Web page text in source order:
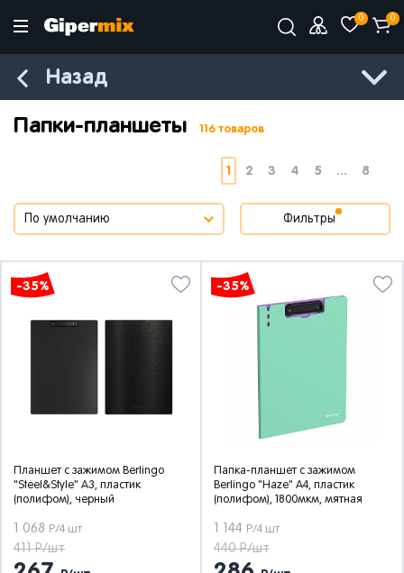
0 0
Назад
Папки-планшеты 116 товаров
1 2 3 4 5 ... 8
Фильтры
-35%
Планшет с зажимом Berlingo
"Steel&Style" А3, пластик
(полифом), черный
1 068 Р/4 шт
411 Р/шт
-35%
Папка-планшет с зажимом
Berlingo "Haze" А4, пластик
(полифом), 1800мкм, мятная
1 144 Р/4 шт
440 Р/шт